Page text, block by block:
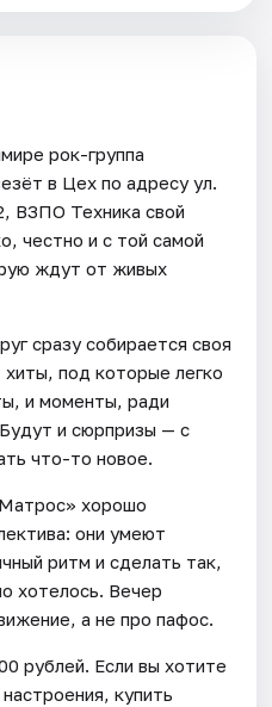
рок-группа
в Цех по адресу ул.
ВЗПО Техника свой
честно и с той самой
ждут от живых
сразу собирается своя
под которые легко
и моменты, ради
и сюрпризы — с
что-то новое.
хорошо
они умеют
ритм и сделать так,
хотелось. Вечер
а не про пафос.
рублей. Если вы хотите
купить